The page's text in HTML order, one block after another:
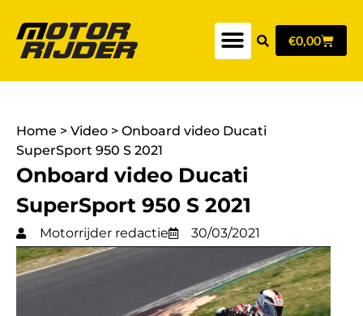
€0,00
Home > Video > Onboard video Ducati
SuperSport 950 S 2021
Onboard video Ducati
SuperSport 950 S 2021
Motorrijder redactie 30/03/2021